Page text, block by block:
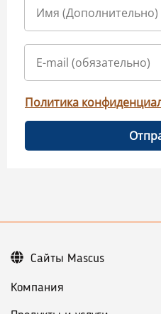
Политика
Компания
Сайты Mascus